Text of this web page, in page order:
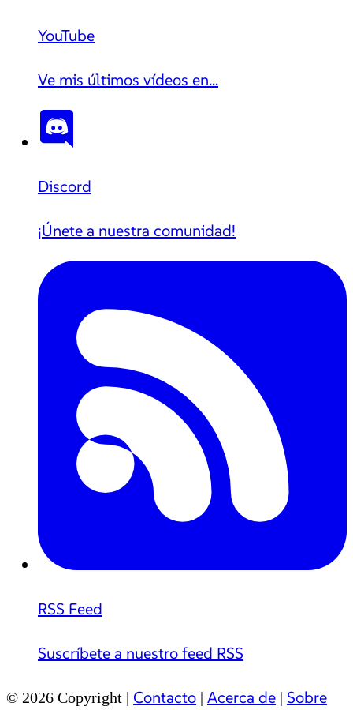
YouTube
Ve mis últimos vídeos en...
Discord
¡Únete a nuestra comunidad!
RSS Feed
Suscríbete a nuestro feed RSS
© 2026 Copyright | Contacto | Acerca de | Sobre